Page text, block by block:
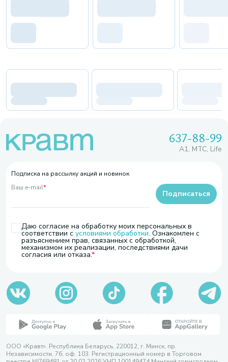
637-88-99
A1, МТС, Life
Подписка на рассылку акций и новинок
Ваш e-mail*
Даю согласие на обработку моих персональных в
соответствии с условиями обработки. Ознакомлен с
разъяснением прав, связанных с обработкой,
механизмом их реализации, последствиями дачи
согласия или отказа.
Подписаться
ООО «Кравт». Республика Беларусь, 220012, г. Минск, пр.
Независимости, 76, оф. 103. Регистрационный номер в Торговом